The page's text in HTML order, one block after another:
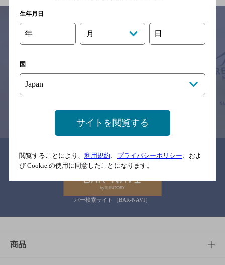
※それぞれのお店のメニューや営業時間などの掲載情報については、
予告なしに変更されることがありますので、
念のためお店にご確認の上ご来店くださいますようお願い申し上げま
情報提供：ぐるなび
関連リンク
バー検索サイト［BAR-NAVI］
商品
生年月日
年 月 日
国
サイトを閲覧する
閲覧することにより、 利用規約、 プライバシーポリシー、およ
び Cookie の使用に同意したことになります。